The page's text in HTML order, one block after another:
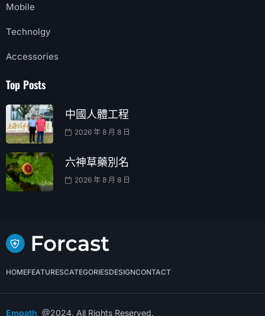
Mobile
Technolgy
Accessories
Top Posts
中國人體工程
2026 年 8 月 8 日
六神草藥別名
2026 年 8 月 8 日
HOMEFEATURESCATEGORIESDESIGNCONTACT
Empath @2024. All Rights Reserved.